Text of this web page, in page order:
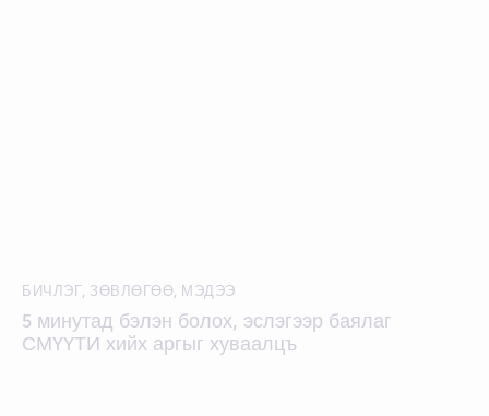
БИЧЛЭГ, ЗӨВЛӨГӨӨ, МЭДЭЭ
5 минутад бэлэн болох, эслэгээр баялаг
СМҮҮТИ хийх аргыг хуваалцъ